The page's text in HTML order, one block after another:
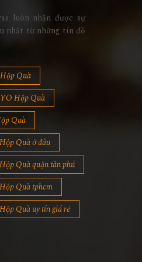
luôn nhận được sự
nhất từ những tín đồ
Quà
Hộp Quà
Quà
Quà ở đâu
Quà quận tân phú
Quà tphcm
Quà uy tín giá rẻ